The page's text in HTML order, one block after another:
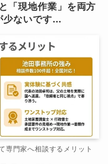
「現地作業」を両方
少ないです…
専門家へ相談するメリット